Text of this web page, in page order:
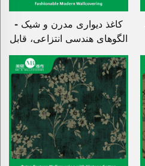
کاغذ دیواری مدرن و شیک -
الگوهای هندسی انتزاعی، قابل
تنفس و آسان برای تمیز
کردن، تزئین دیوار اتاق خواب
برای نمایشگاه‌ها